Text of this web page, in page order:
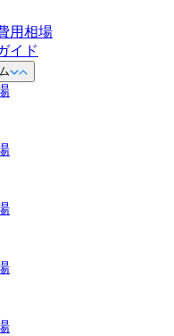
用相場
イド